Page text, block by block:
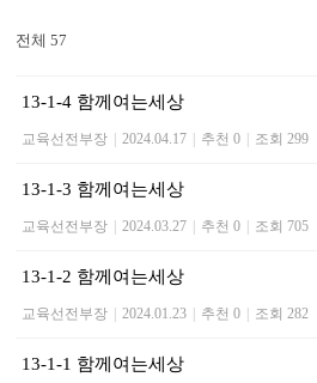
전체 57
13-1-4 함께여는세상
교육선전부장 2024.04.17 추천 0 조회 299
13-1-3 함께여는세상
교육선전부장 2024.03.27 추천 0 조회 705
13-1-2 함께여는세상
교육선전부장 2024.01.23 추천 0 조회 282
13-1-1 함께여는세상